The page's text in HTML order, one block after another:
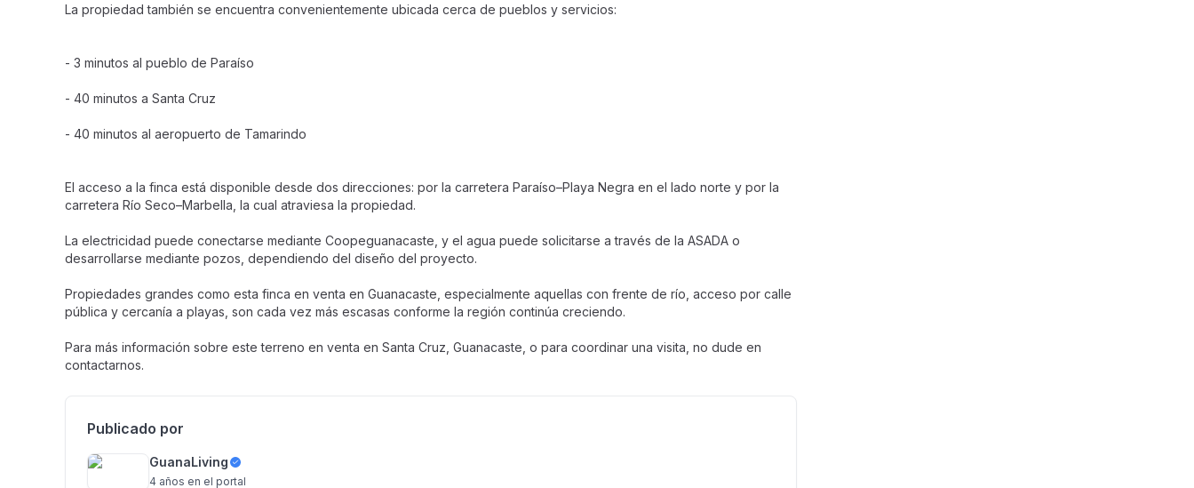
La propiedad también se encuentra convenientemente ubicada cerca de pueblos y servicios:
- 3 minutos al pueblo de Paraíso
- 40 minutos a Santa Cruz
- 40 minutos al aeropuerto de Tamarindo
El acceso a la finca está disponible desde dos direcciones: por la carretera Paraíso–Playa Negra en el lado norte y por la
carretera Río Seco–Marbella, la cual atraviesa la propiedad.
La electricidad puede conectarse mediante Coopeguanacaste, y el agua puede solicitarse a través de la ASADA o
desarrollarse mediante pozos, dependiendo del diseño del proyecto.
Propiedades grandes como esta finca en venta en Guanacaste, especialmente aquellas con frente de río, acceso por calle
pública y cercanía a playas, son cada vez más escasas conforme la región continúa creciendo.
Para más información sobre este terreno en venta en Santa Cruz, Guanacaste, o para coordinar una visita, no dude en
contactarnos.
Publicado por
GuanaLiving
4 años en el portal